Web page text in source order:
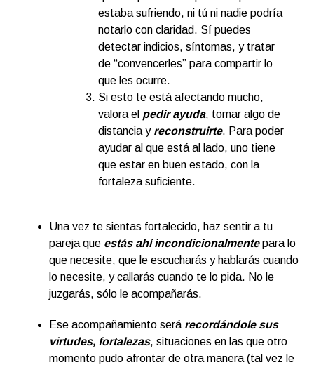
estaba sufriendo, ni tú ni nadie podría
notarlo con claridad. Sí puedes
detectar indicios, síntomas, y tratar
de “convencerles” para compartir lo
que les ocurre.
Si esto te está afectando mucho,
valora el pedir ayuda, tomar algo de
distancia y reconstruirte. Para poder
ayudar al que está al lado, uno tiene
que estar en buen estado, con la
fortaleza suficiente.
Una vez te sientas fortalecido, haz sentir a tu
pareja que estás ahí incondicionalmentepara lo
que necesite, que le escucharás y hablarás cuando
lo necesite, y callarás cuando te lo pida. No le
juzgarás, sólo le acompañarás.
Ese acompañamiento será recordándole sus
virtudes, fortalezas, situaciones en las que otro
momento pudo afrontar de otra manera (tal vez le